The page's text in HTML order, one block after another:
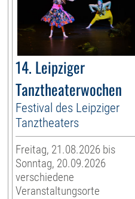
14. Leipziger
Tanztheaterwochen
Festival des Leipziger
Tanztheaters
Freitag, 21.08.2026 bis
Sonntag, 20.09.2026
verschiedene
Veranstaltungsorte